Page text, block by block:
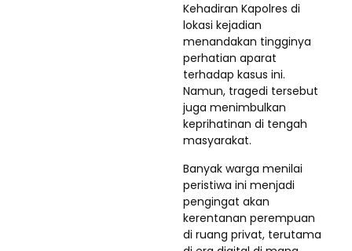
Kehadiran Kapolres di
lokasi kejadian
menandakan tingginya
perhatian aparat
terhadap kasus ini.
Namun, tragedi tersebut
juga menimbulkan
keprihatinan di tengah
masyarakat.
Banyak warga menilai
peristiwa ini menjadi
pengingat akan
kerentanan perempuan
di ruang privat, terutama